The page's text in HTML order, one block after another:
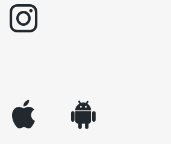
instagram
appleinc android